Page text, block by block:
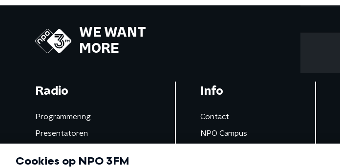
WE WANT
MORE
Radio
Programmering
Presentatoren
Info
Contact
NPO Campus